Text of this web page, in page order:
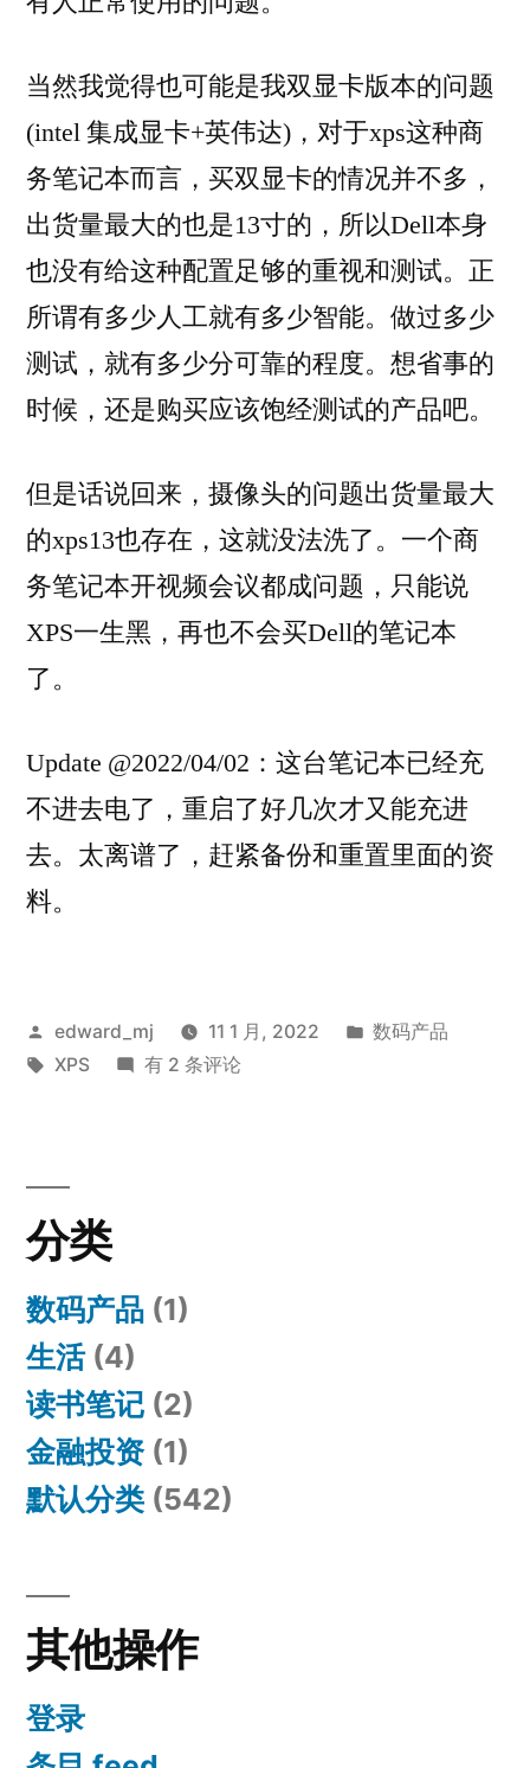
当然我觉得也可能是我双显卡版本的问题
(intel 集成显卡+英伟达)，对于xps这种商
务笔记本而言，买双显卡的情况并不多，
出货量最大的也是13寸的，所以Dell本身
也没有给这种配置足够的重视和测试。正
所谓有多少人工就有多少智能。做过多少
测试，就有多少分可靠的程度。想省事的
时候，还是购买应该饱经测试的产品吧。
但是话说回来，摄像头的问题出货量最大
的xps13也存在，这就没法洗了。一个商
务笔记本开视频会议都成问题，只能说
XPS一生黑，再也不会买Dell的笔记本
了。
Update @2022/04/02：这台笔记本已经充
不进去电了，重启了好几次才又能充进
去。太离谱了，赶紧备份和重置里面的资
料。
发
布
edward_mj 11 1 月, 2022
发
数码产品
标
XPS
Dell
使
用
验
有 2 条评论
分类
数码产品 (1)
生活(4)
读书笔记 (2)
金融投资(1)
默认分类 (542)
其他操作
登录